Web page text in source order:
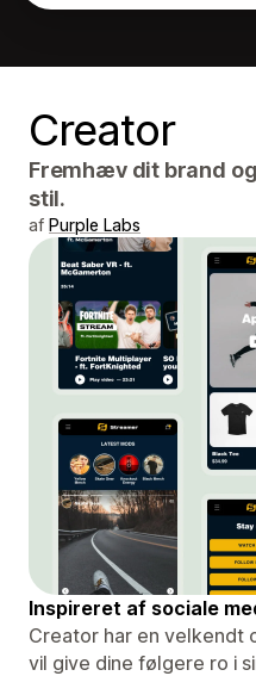
Creator
Fremhæv dit brand
stil.
af Purple Labs
Inspireret af sociale
Creator har en velkendt
vil give dine følgere ro i